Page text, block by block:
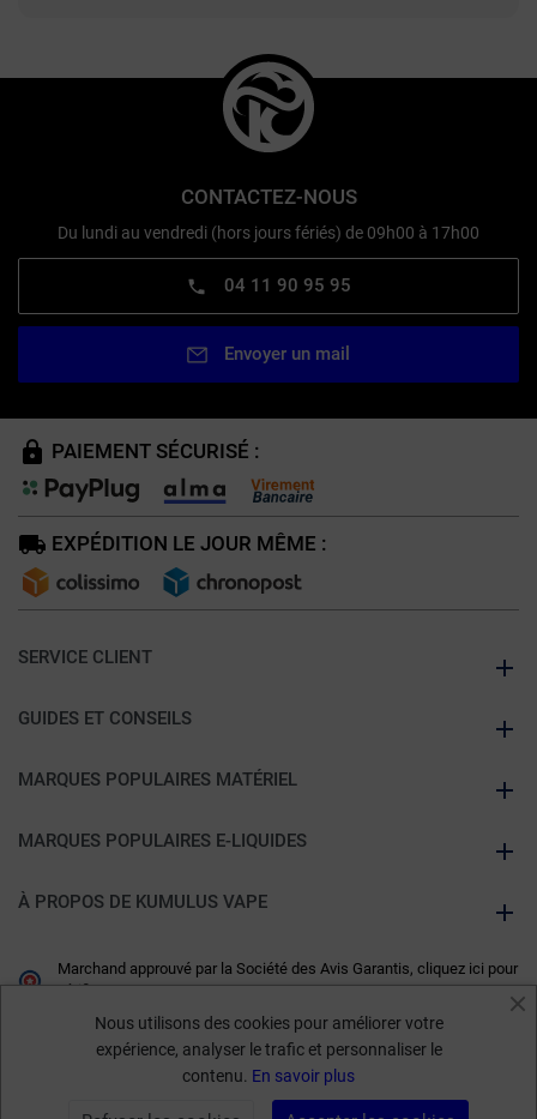
CONTACTEZ-NOUS
Du lundi au vendredi (hors jours fériés) de 09h00 à 17h00
04 11 90 95 95
Envoyer un mail
PAIEMENT SÉCURISÉ :
EXPÉDITION LE JOUR MÊME :
SERVICE CLIENT
GUIDES ET CONSEILS
MARQUES POPULAIRES MATÉRIEL
MARQUES POPULAIRES E-LIQUIDES
À PROPOS DE KUMULUS VAPE
Marchand approuvé par la Société des Avis Garantis, cliquez ici pour
vérifier.
Nous utilisons des cookies pour améliorer votre
expérience, analyser le trafic et personnaliser le
contenu. En savoir plus